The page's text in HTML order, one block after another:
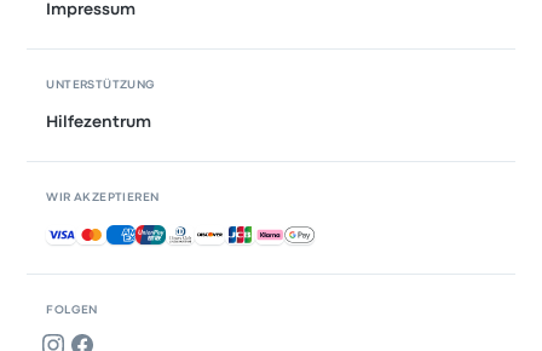
FOLGEN
Impressum
UNTERSTÜTZUNG
Hilfezentrum
WIR AKZEPTIEREN
Akzeptierte Zahlungsmethoden